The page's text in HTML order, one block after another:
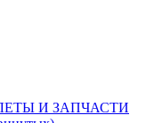
И ЗАПЧАСТИ